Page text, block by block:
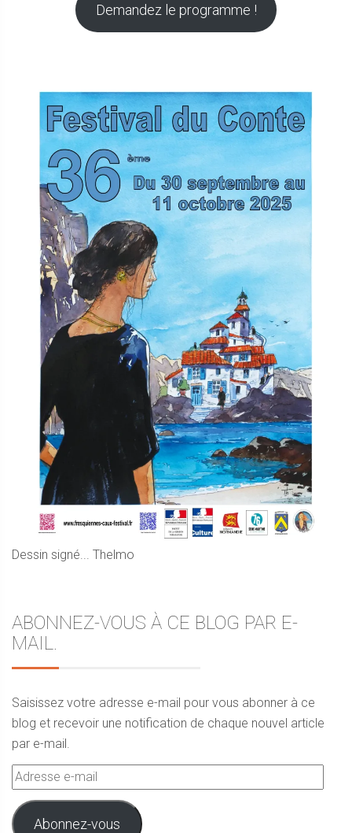
Demandez le programme !
Dessin signé... Thelmo
ABONNEZ-VOUS À CE BLOG PAR E-
MAIL.
Saisissez votre adresse e-mail pour vous abonner à ce
blog et recevoir une notification de chaque nouvel article
par e-mail.
Adresse
e-
mail
Abonnez-vous